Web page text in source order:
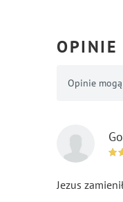
OPINIE
Opinie
Jezus